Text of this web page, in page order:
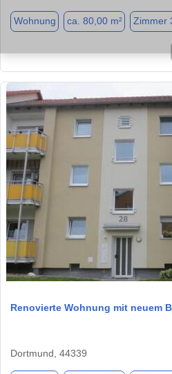
Wohnung ca. 80,00 m² Zimmer
Renovierte Wohnung mit neuem
Dortmund, 44339